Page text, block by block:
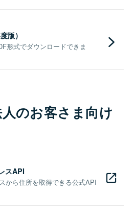
版）
形式でダウンロードできま
のお客さま向け
スAPI
から住所を取得できる公式API